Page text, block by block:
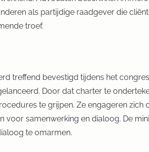
als partijdige raadgever die
troef.
treffend bevestigd tijdens het
Door dat charter te
te grijpen. Ze engageren zich
samenwerking en dialoog. De
te omarmen.